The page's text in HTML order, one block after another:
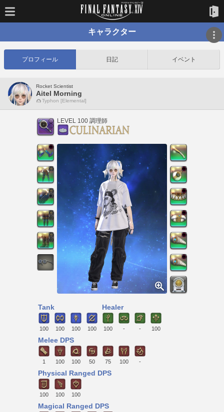
キャラクター
プロフィール 日記 イベント
Rocket Scientist
Aitel Morning
Typhon [Elemental]
LEVEL 100 調理師
Tank
100 100 100 100
Healer
100 - - 100
Melee DPS
1 100 100 50 75 100 -
Physical Ranged DPS
100 100 100
Magical Ranged DPS